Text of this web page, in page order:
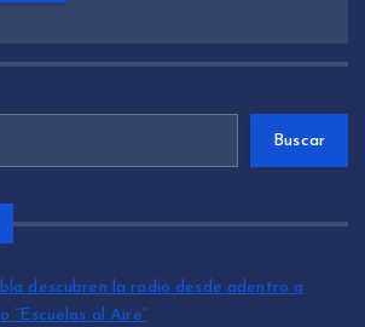
Buscar
descubren la radio desde adentro a
al Aire”